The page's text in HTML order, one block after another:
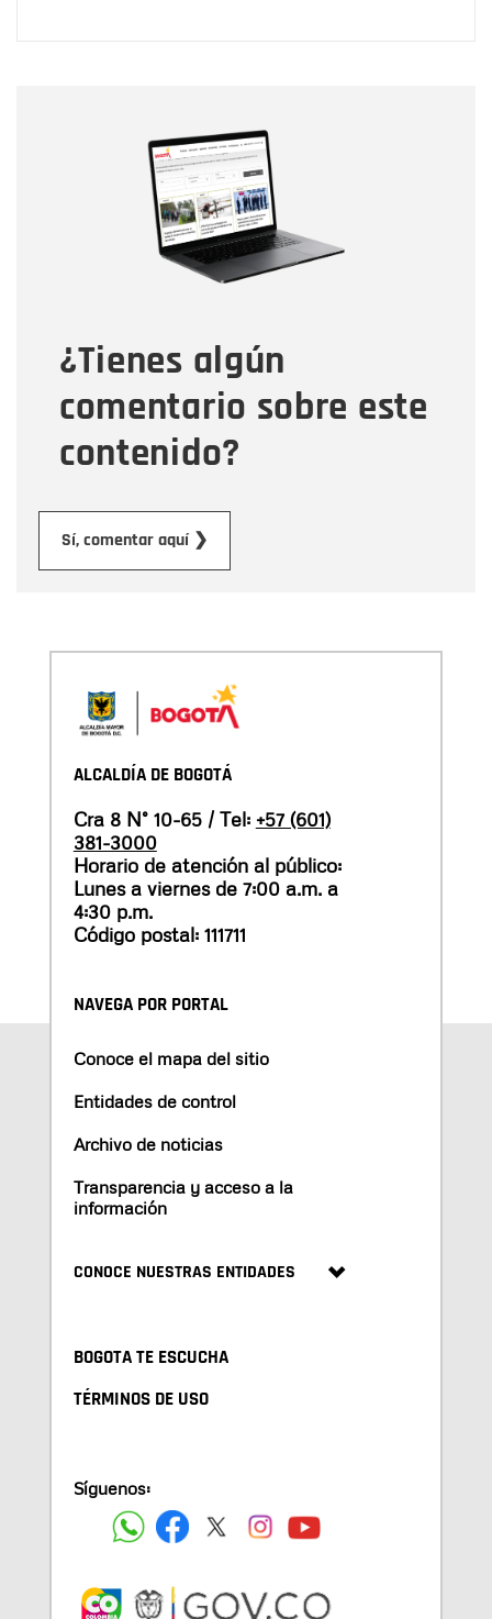
¿Tienes algún
comentario sobre este
contenido?
Sí, comentar aquí ❯
Correo electrónico
Tipo de comentario
Mensaje
ALCALDÍA DE BOGOTÁ
Cra 8 N° 10-65 / Tel: +57 (601)
381-3000
Horario de atención al público:
Lunes a viernes de 7:00 a.m. a
4:30 p.m.
Código postal: 111711
NAVEGA POR PORTAL
Conoce el mapa del sitio
Entidades de control
Archivo de noticias
Transparencia y acceso a la
información
CONOCE NUESTRAS ENTIDADES
BOGOTA TE ESCUCHA
TÉRMINOS DE USO
Síguenos: